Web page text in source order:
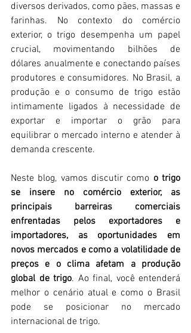
diversos derivados, como pães, massas e
farinhas. No contexto do comércio
exterior, o trigo desempenha um papel
crucial, movimentando bilhões de
dólares anualmente e conectando países
produtores e consumidores. No Brasil, a
produção e o consumo de trigo estão
intimamente ligados à necessidade de
exportar e importar o grão para
equilibrar o mercado interno e atender à
demanda crescente.
Neste blog, vamos discutir como o trigo
se insere no comércio exterior, as
principais barreiras comerciais
enfrentadas pelos exportadores e
importadores, as oportunidades em
novos mercados e como a volatilidade de
preços e o clima afetam a produção
global de trigo. Ao final, você entenderá
melhor o cenário atual e como o Brasil
pode se posicionar no mercado
internacional de trigo.